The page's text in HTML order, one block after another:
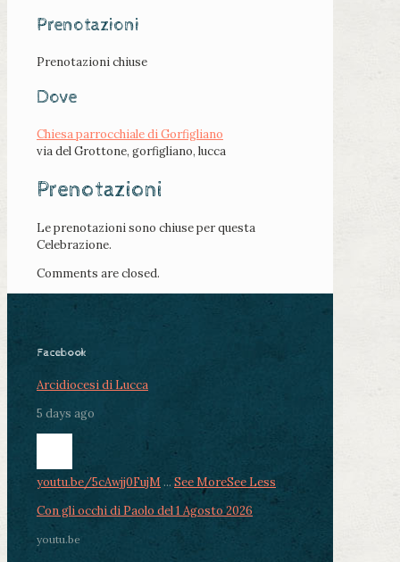
Prenotazioni
Prenotazioni chiuse
Dove
Chiesa parrocchiale di Gorfigliano
via del Grottone, gorfigliano, lucca
Prenotazioni
Le prenotazioni sono chiuse per questa
Celebrazione.
Comments are closed.
Facebook
Arcidiocesi di Lucca
5 days ago
youtu.be/5cAwjj0FujM ... See MoreSee Less
Con gli occhi di Paolo del 1 Agosto 2026
youtu.be